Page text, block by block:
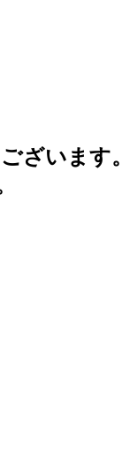
ざいます。